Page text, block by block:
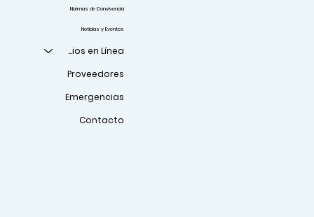
Normas de Convivencia
Noticias y Eventos
Servicios en Línea
Proveedores
Emergencias
Contacto